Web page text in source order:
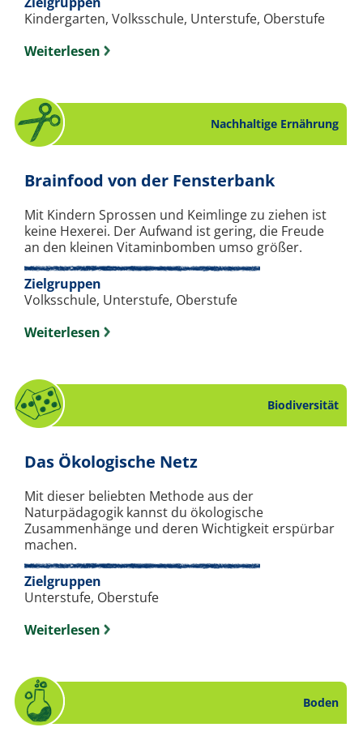
Kindergarten, Volksschule, Unterstufe, Oberstufe
Weiterlesen
Nachhaltige Ernährung
Brainfood von der Fensterbank.
Mit Kindern Sprossen und Keimlinge zu ziehen ist
keine Hexerei. Der Aufwand ist gering, die Freude
an den kleinen Vitaminbomben umso größer.
Zielgruppen
Volksschule, Unterstufe, Oberstufe
Weiterlesen
Biodiversität
Das Ökologische Netz. Spiel zum Thema
Mit dieser beliebten Methode aus der
Naturpädagogik kannst du ökologische
Zusammenhänge und deren Wichtigkeit erspürbar
machen.
Zielgruppen
Unterstufe, Oberstufe
Weiterlesen
Boden